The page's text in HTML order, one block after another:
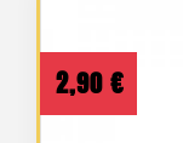
2,90 €